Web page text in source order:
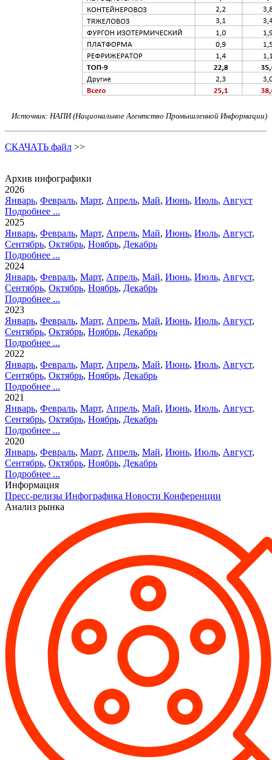
Источник: НАПИ (Национальное Агентство Промышленной Информации)
СКАЧАТЬ файл >>
Архив инфографики
2026
Январь, Февраль, Март, Апрель, Май, Июнь, Июль, Август
Подробнее ...
2025
Январь, Февраль, Март, Апрель, Май, Июнь, Июль, Август,
Сентябрь, Октябрь, Ноябрь, Декабрь
Подробнее ...
2024
Январь, Февраль, Март, Апрель, Май, Июнь, Июль, Август,
Сентябрь, Октябрь, Ноябрь, Декабрь
Подробнее ...
2023
Январь, Февраль, Март, Апрель, Май, Июнь, Июль, Август,
Сентябрь, Октябрь, Ноябрь, Декабрь
Подробнее ...
2022
Январь, Февраль, Март, Апрель, Май, Июнь, Июль, Август,
Сентябрь, Октябрь, Ноябрь, Декабрь
Подробнее ...
2021
Январь, Февраль, Март, Апрель, Май, Июнь, Июль, Август,
Сентябрь, Октябрь, Ноябрь, Декабрь
Подробнее ...
2020
Январь, Февраль, Март, Апрель, Май, Июнь, Июль, Август,
Сентябрь, Октябрь, Ноябрь, Декабрь
Подробнее ...
Информация
Пресс-релизы Инфографика Новости Конференции
Анализ рынка